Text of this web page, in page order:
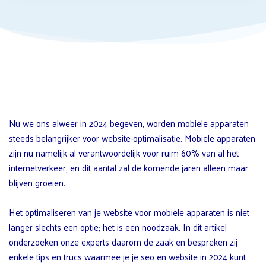
Nu we ons alweer in 2024 begeven, worden mobiele apparaten
steeds belangrijker voor website-optimalisatie. Mobiele apparaten
zijn nu namelijk al verantwoordelijk voor ruim 60% van al het
internetverkeer, en dit aantal zal de komende jaren alleen maar
blijven groeien.
Het optimaliseren van je website voor mobiele apparaten is niet
langer slechts een optie; het is een noodzaak. In dit artikel
onderzoeken onze experts daarom de zaak en bespreken zij
enkele tips en trucs waarmee je je seo en website in 2024 kunt